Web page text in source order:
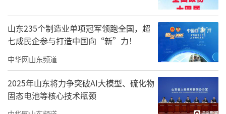
山东235个制造业单项冠军领跑全国，超
七成民企参与打造中国向“新”力！
中华网山东频道
2025年山东将力争突破AI大模型、硫化物
固态电池等核心技术瓶颈